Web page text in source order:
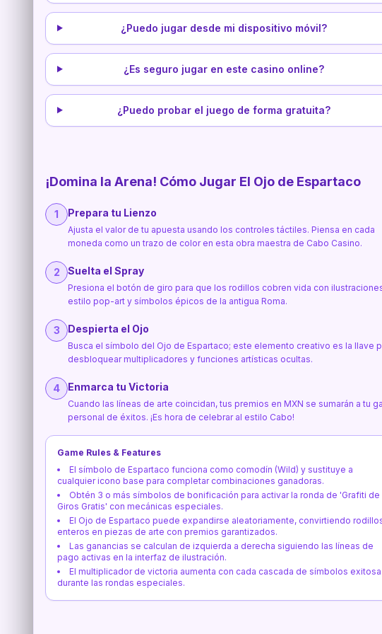
¿Puedo jugar desde mi dispositivo móvil?
¿Es seguro jugar en este casino online?
¿Puedo probar el juego de forma gratuita?
¡Domina la Arena! Cómo Jugar El Ojo de Espartaco
1 Prepara tu Lienzo
Ajusta el valor de tu apuesta usando los controles táctiles. Piensa en cada
moneda como un trazo de color en esta obra maestra de Cabo Casino.
2 Suelta el Spray
Presiona el botón de giro para que los rodillos cobren vida con
estilo pop-art y símbolos épicos de la antigua Roma.
3 Despierta el Ojo
Busca el símbolo del Ojo de Espartaco; este elemento creativo es la llave
desbloquear multiplicadores y funciones artísticas ocultas.
4 Enmarca tu Victoria
Cuando las líneas de arte coincidan, tus premios en MXN se sumarán a tu
personal de éxitos. ¡Es hora de celebrar al estilo Cabo!
Game Rules & Features
El símbolo de Espartaco funciona como comodín (Wild) y sustituye a
cualquier icono base para completar combinaciones ganadoras.
Obtén 3 o más símbolos de bonificación para activar la ronda de 'Grafiti de
Giros Gratis' con mecánicas especiales.
El Ojo de Espartaco puede expandirse aleatoriamente, convirtiendo
enteros en piezas de arte con premios garantizados.
Las ganancias se calculan de izquierda a derecha siguiendo las líneas de
pago activas en la interfaz de ilustración.
El multiplicador de victoria aumenta con cada cascada de símbolos exitosa
durante las rondas especiales.